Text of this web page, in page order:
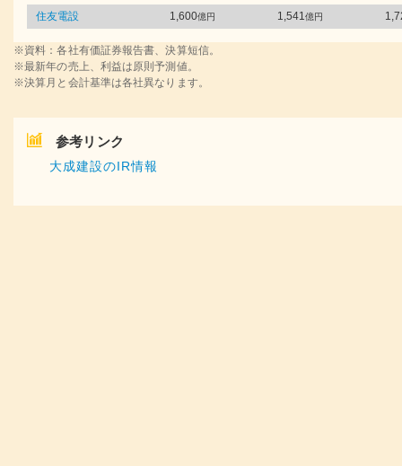
住友電設 1,600億円 1,541億円
※資料：各社有価証券報告書、決算短信。
※最新年の売上、利益は原則予測値。
※決算月と会計基準は各社異なります。
参考リンク
大成建設のIR情報